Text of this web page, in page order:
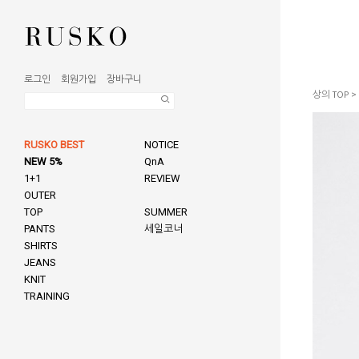
로그인 회원가입 장바구니
RUSKO BEST
NEW 5%
1+1
OUTER
TOP
PANTS
SHIRTS
JEANS
KNIT
TRAINING
NOTICE
QnA
REVIEW
SUMMER
세일코너
상의 TOP >